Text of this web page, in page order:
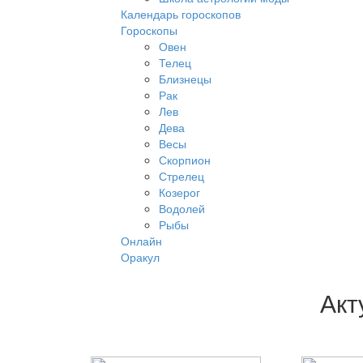
Календарь гороскопов
Гороскопы
Овен
Телец
Близнецы
Рак
Лев
Дева
Весы
Скорпион
Стрелец
Козерог
Водолей
Рыбы
Онлайн
Оракул